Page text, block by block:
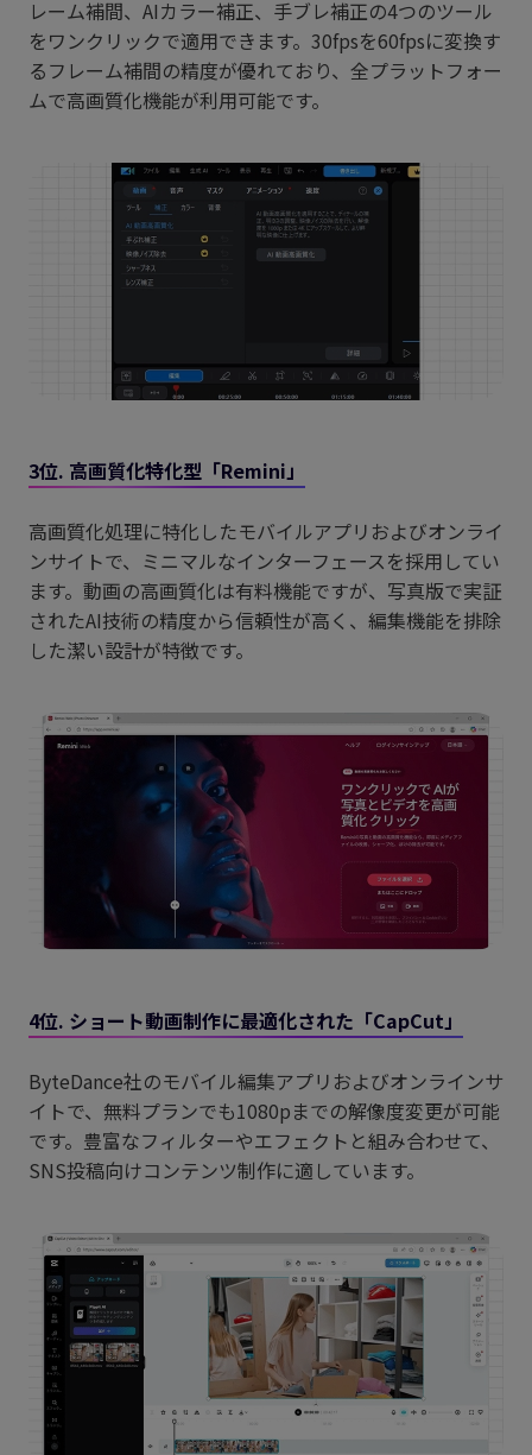
レーム補間、AIカラー補正、手ブレ補正の4つのツール
をワンクリックで適用できます。30fpsを60fpsに変換す
るフレーム補間の精度が優れており、全プラットフォー
ムで高画質化機能が利用可能です。
3位. 高画質化特化型「Remini」
高画質化処理に特化したモバイルアプリおよびオンライ
ンサイトで、ミニマルなインターフェースを採用してい
ます。動画の高画質化は有料機能ですが、写真版で実証
されたAI技術の精度から信頼性が高く、編集機能を排除
した潔い設計が特徴です。
4位. ショート動画制作に最適化された「CapCut」
ByteDance社のモバイル編集アプリおよびオンラインサ
イトで、無料プランでも1080pまでの解像度変更が可能
です。豊富なフィルターやエフェクトと組み合わせて、
SNS投稿向けコンテンツ制作に適しています。